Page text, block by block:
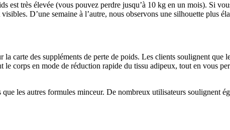
est très élevée (vous pouvez perdre jusqu’à 10 kg en un mois). Si
D’une semaine à l’autre, nous observons une silhouette plus
la carte des suppléments de perte de poids. Les clients soulignent
corps en mode de réduction rapide du tissu adipeux, tout en vous
les autres formules minceur. De nombreux utilisateurs soulignent